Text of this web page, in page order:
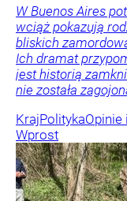
W Buenos Aires
wciąż pokazują
bliskich
Ich dramat
jest historią
nie została
KrajPolitykaOpinie
Wprost